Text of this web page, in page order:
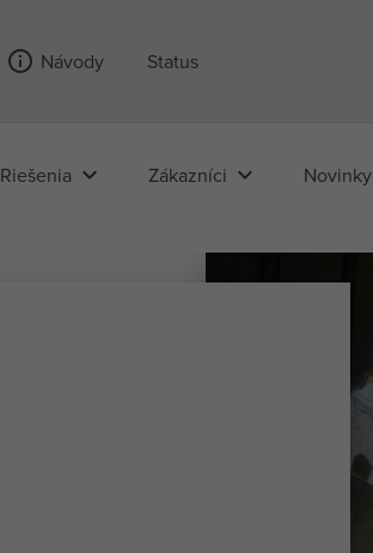
info_outline Návody Status
Riešenia keyboard_arrow_down Zákazníci keyboard_arrow_down Novinky